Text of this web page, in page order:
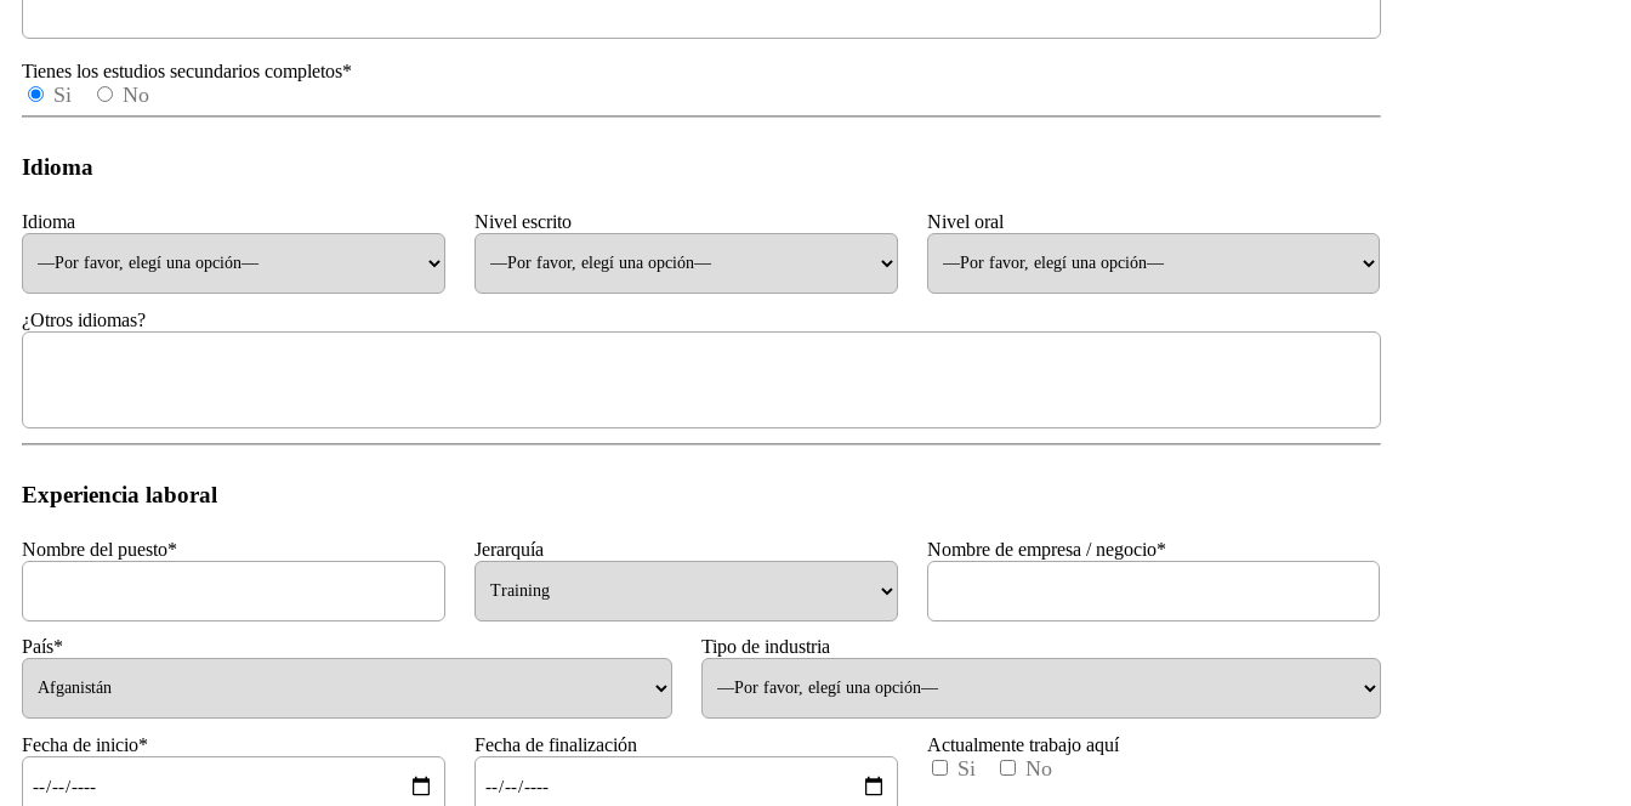
Tienes los estudios secundarios completos*
Si No
Idioma
Idioma Nivel escrito Nivel oral
¿Otros idiomas?
Experiencia laboral
Nombre del puesto* Jerarquía Nombre de empresa / negocio*
País* Tipo de industria
Fecha de inicio* Fecha de finalización Actualmente trabajo aquí
Si No